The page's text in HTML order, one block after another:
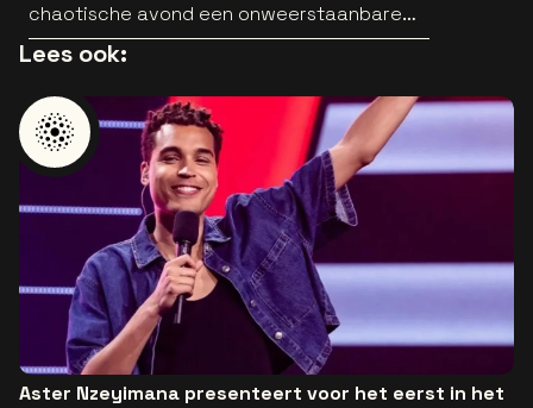
chaotische avond een onweerstaanbare
popsong
Lees ook:
Aster Nzeyimana presenteert voor het eerst in het